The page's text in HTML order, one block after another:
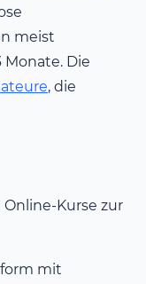
meist
Die
, die
Kurse zur
mit